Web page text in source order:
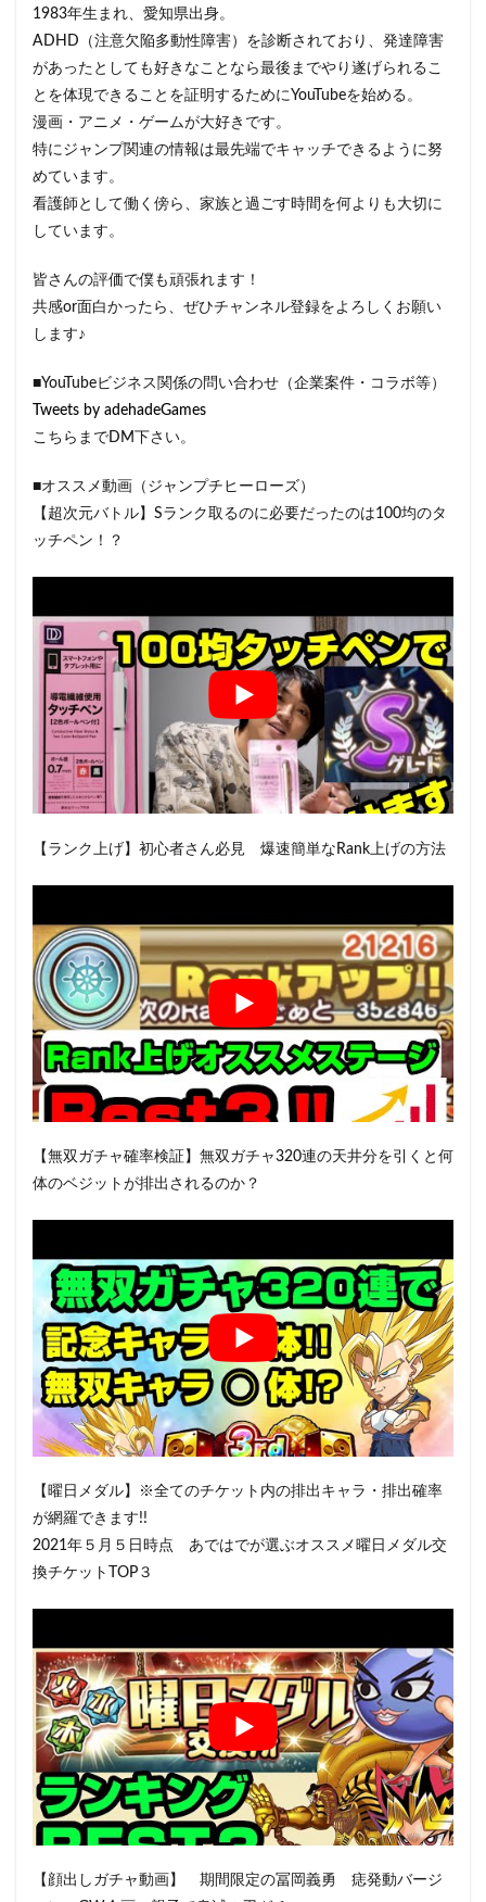
1983年生まれ、愛知県出身。
ADHD（注意欠陥多動性障害）を診断されており、発達障害
があったとしても好きなことなら最後までやり遂げられるこ
とを体現できることを証明するためにYouTubeを始める。
漫画・アニメ・ゲームが大好きです。
特にジャンプ関連の情報は最先端でキャッチできるように努
めています。
看護師として働く傍ら、家族と過ごす時間を何よりも大切に
しています。
皆さんの評価で僕も頑張れます！
共感or面白かったら、ぜひチャンネル登録をよろしくお願い
します♪
■YouTubeビジネス関係の問い合わせ（企業案件・コラボ等）
Tweets by adehadeGames
こちらまでDM下さい。
■オススメ動画（ジャンプチヒーローズ）
【超次元バトル】Sランク取るのに必要だったのは100均のタ
ッチペン！？
【ランク上げ】初心者さん必見 爆速簡単なRank上げの方法
【無双ガチャ確率検証】無双ガチャ320連の天井分を引くと何
体のベジットが排出されるのか？
【曜日メダル】※全てのチケット内の排出キャラ・排出確率
が網羅できます!!
2021年５月５日時点 あではでが選ぶオススメ曜日メダル交
換チケットTOP３
【顔出しガチャ動画】 期間限定の冨岡義勇 痣発動バージ